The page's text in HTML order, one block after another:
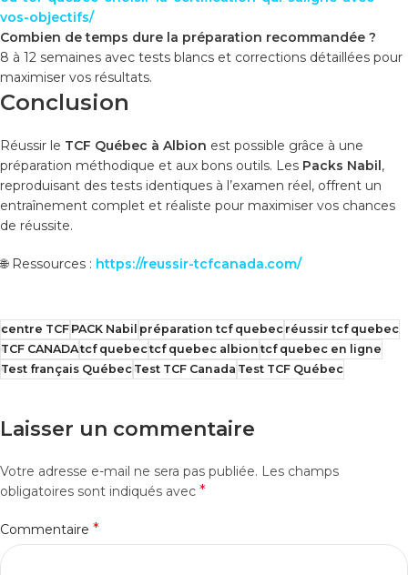
vos-objectifs/
Combien de temps dure la préparation recommandée ?
8 à 12 semaines avec tests blancs et corrections détaillées pour
maximiser vos résultats.
Conclusion
Réussir le TCF Québec à Albion est possible grâce à une
préparation méthodique et aux bons outils. Les Packs Nabil ,
reproduisant des tests identiques à l’examen réel, offrent un
entraînement complet et réaliste pour maximiser vos chances
de réussite.
🌐 Ressources : https://reussir-tcfcanada.com/
centre TCFPACK Nabil préparation tcf quebecréussir tcf quebec
TCF CANADAtcf quebectcf quebec albion tcf quebec en ligne
Test français QuébecTest TCF Canada Test TCF Québec
Laisser un commentaire
Votre adresse e-mail ne sera pas publiée. Les champs
obligatoires sont indiqués avec *
Commentaire *